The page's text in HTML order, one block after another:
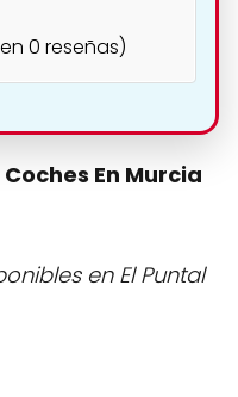
0 reseñas)
En Murcia
en El Puntal